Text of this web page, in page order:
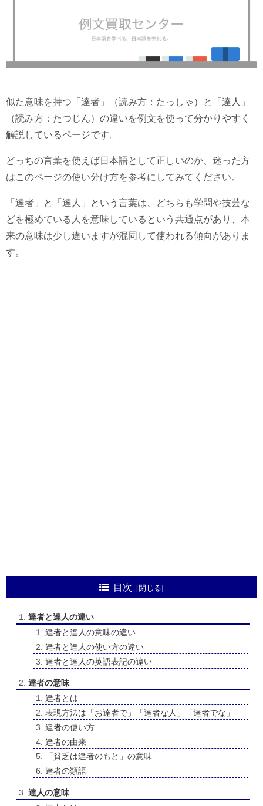
似た意味を持つ「達者」（読み方：たっしゃ）と「達人」
（読み方：たつじん）の違いを例文を使って分かりやすく
解説しているページです。
どっちの言葉を使えば日本語として正しいのか、迷った方
はこのページの使い分け方を参考にしてみてください。
「達者」と「達人」という言葉は、どちらも学問や技芸な
どを極めている人を意味しているという共通点があり、本
来の意味は少し違いますが混同して使われる傾向がありま
す。
目次
達者と達人の違い
達者と達人の意味の違い
達者と達人の使い方の違い
達者と達人の英語表記の違い
達者の意味
達者とは
表現方法は「お達者で」「達者な人」「達者でな」
達者の使い方
達者の由来
「貧乏は達者のもと」の意味
達者の類語
達人の意味